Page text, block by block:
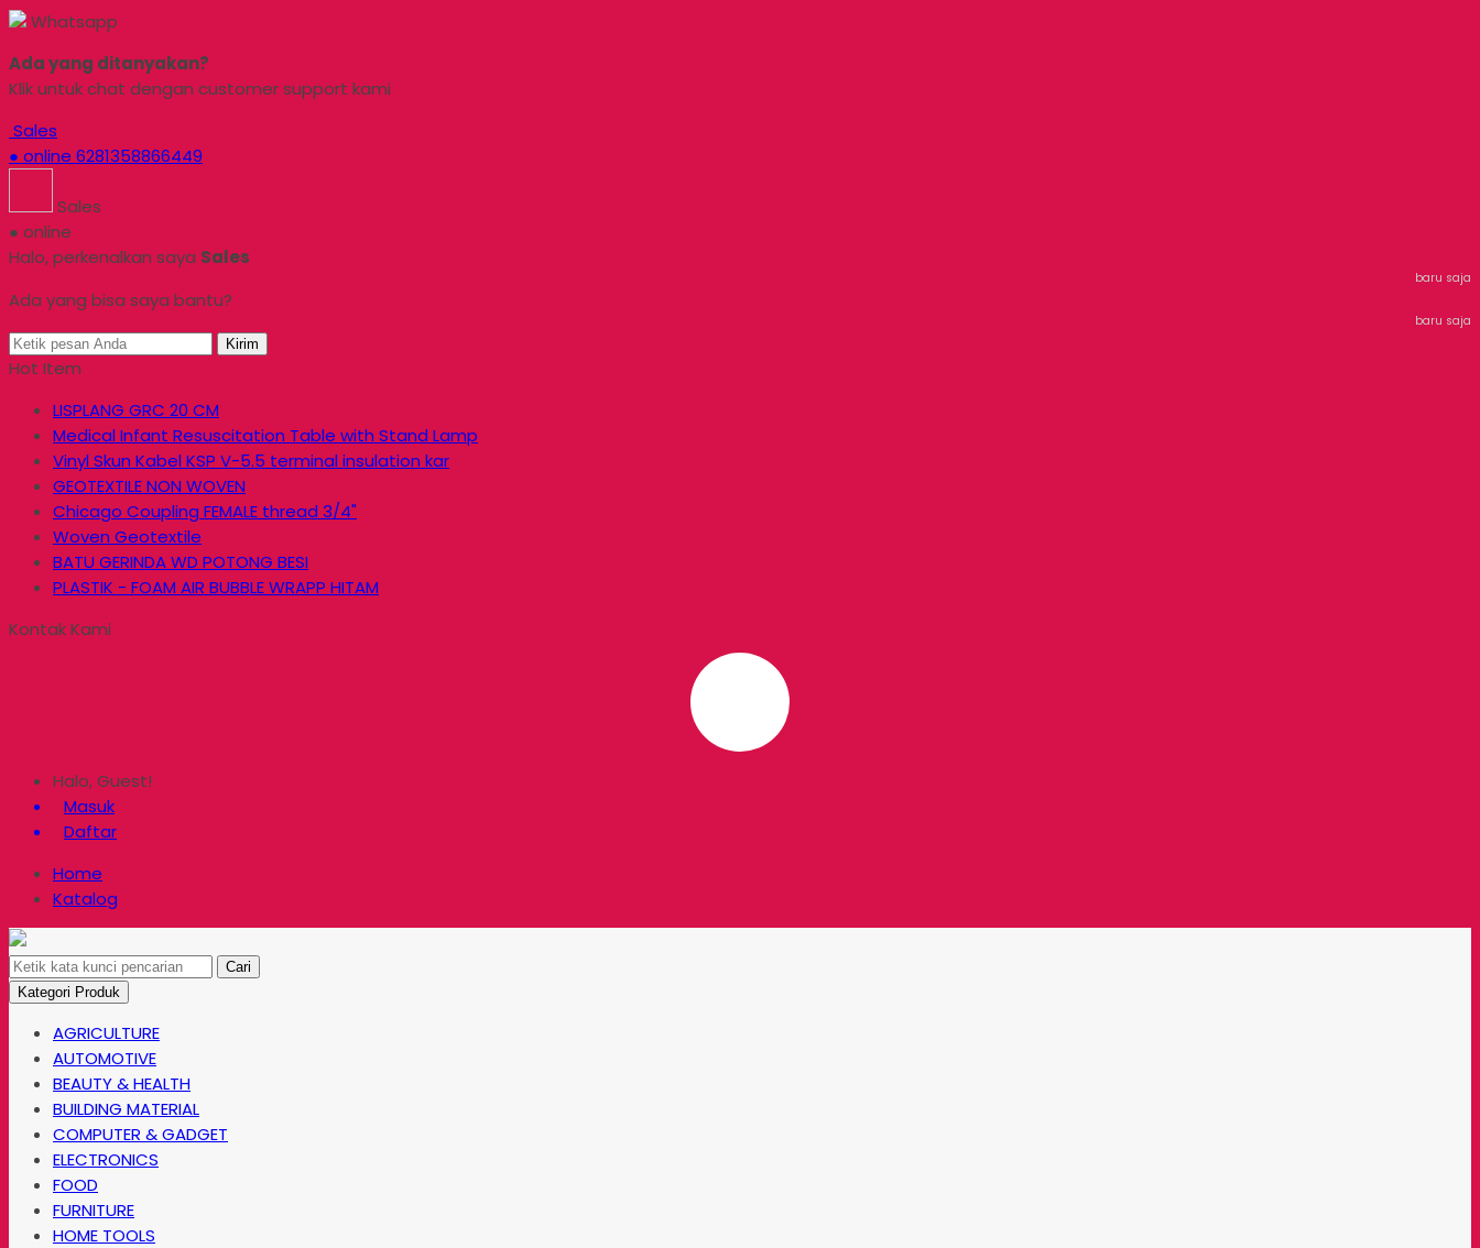
Whatsapp
Ada yang ditanyakan?
Klik untuk chat dengan customer support kami
Sales
● online 6281358866449
Sales
● online
Halo, perkenalkan saya Sales
baru saja
Ada yang bisa saya bantu?
baru saja
Kirim
Hot Item
LISPLANG GRC 20 CM
Medical Infant Resuscitation Table with Stand Lamp
Vinyl Skun Kabel KSP V-5.5 terminal insulation kar
GEOTEXTILE NON WOVEN
Chicago Coupling FEMALE thread 3/4"
Woven Geotextile
BATU GERINDA WD POTONG BESI
PLASTIK - FOAM AIR BUBBLE WRAPP HITAM
Kontak Kami
Halo, Guest!
Masuk
Daftar
Home
Katalog
Cari
Kategori Produk
AGRICULTURE
AUTOMOTIVE
BEAUTY & HEALTH
BUILDING MATERIAL
COMPUTER & GADGET
ELECTRONICS
FOOD
FURNITURE
HOME TOOLS